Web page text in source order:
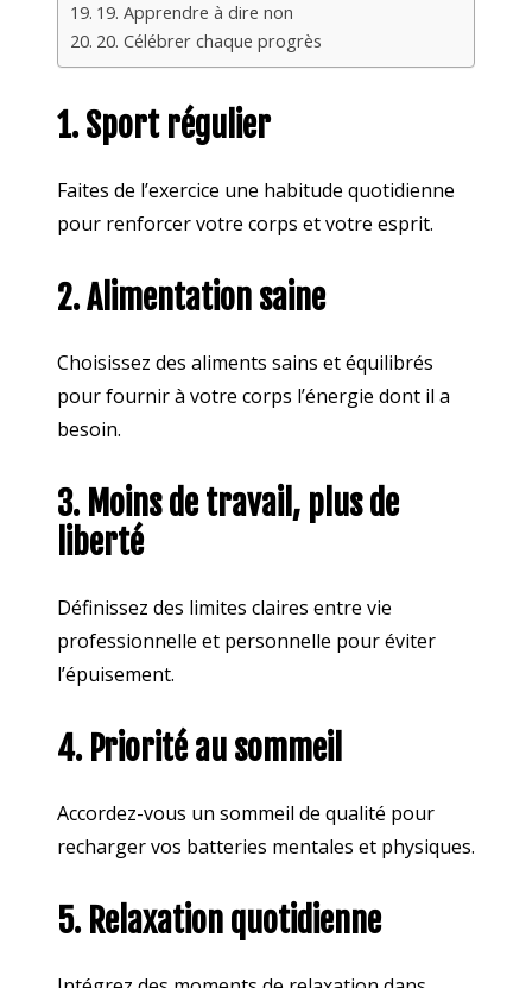
19. Apprendre à dire non
20. Célébrer chaque progrès
1. Sport régulier
Faites de l’exercice une habitude quotidienne
pour renforcer votre corps et votre esprit.
2. Alimentation saine
Choisissez des aliments sains et équilibrés
pour fournir à votre corps l’énergie dont il a
besoin.
3. Moins de travail, plus de
liberté
Définissez des limites claires entre vie
professionnelle et personnelle pour éviter
l’épuisement.
4. Priorité au sommeil
Accordez-vous un sommeil de qualité pour
recharger vos batteries mentales et physiques.
5. Relaxation quotidienne